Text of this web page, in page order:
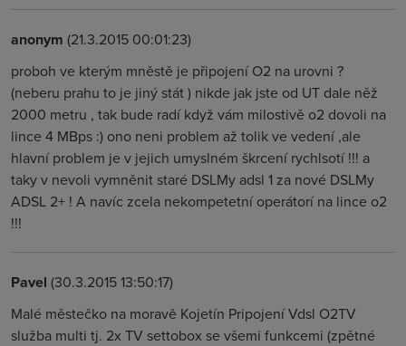
anonym (21.3.2015 00:01:23)
proboh ve kterým mněstě je připojení O2 na urovni ?
(neberu prahu to je jiný stát ) nikde jak jste od UT dale něž
2000 metru , tak bude radí když vám milostivě o2 dovoli na
lince 4 MBps :) ono neni problem až tolik ve vedení ,ale
hlavní problem je v jejich umyslném škrcení rychlsotí !!! a
taky v nevoli vymněnit staré DSLMy adsl 1 za nové DSLMy
ADSL 2+ ! A navíc zcela nekompetetní operátorí na lince o2
!!!
Pavel (30.3.2015 13:50:17)
Malé městečko na moravě Kojetín Pripojení Vdsl O2TV
služba multi tj. 2x TV settobox se všemi funkcemi (zpětné